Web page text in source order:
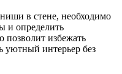
в стене, необходимо
и определить
позволит избежать
уютный интерьер без